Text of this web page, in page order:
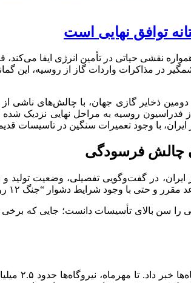
توافق نهایی است
نقشی حیاتی در تأمین انرژی ایفا
در مذاکرات واردات گاز از روسیه، این
دومین ذخایر گازی جهان، با چالش‌های
روسیه به مراحل نهایی نزدیک
با وجود تعمیرات سنگین در تاسیسات
چالش فرسودگی
در گفت‌وگویی تفصیلی، وضعیت تولید و
۱۲ روزه” (اشاره به گرمای شدید عسلویه)، طبق برنامه به اتمام رسید.
معاون